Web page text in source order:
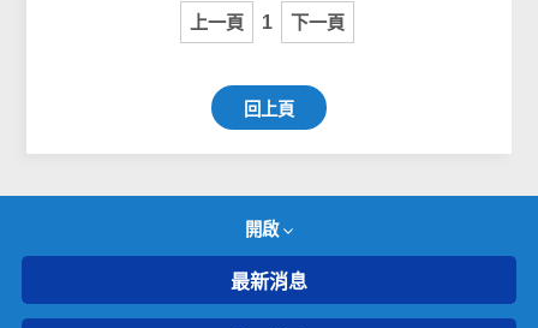
上一頁 1 下一頁
回上頁
開啟
最新消息